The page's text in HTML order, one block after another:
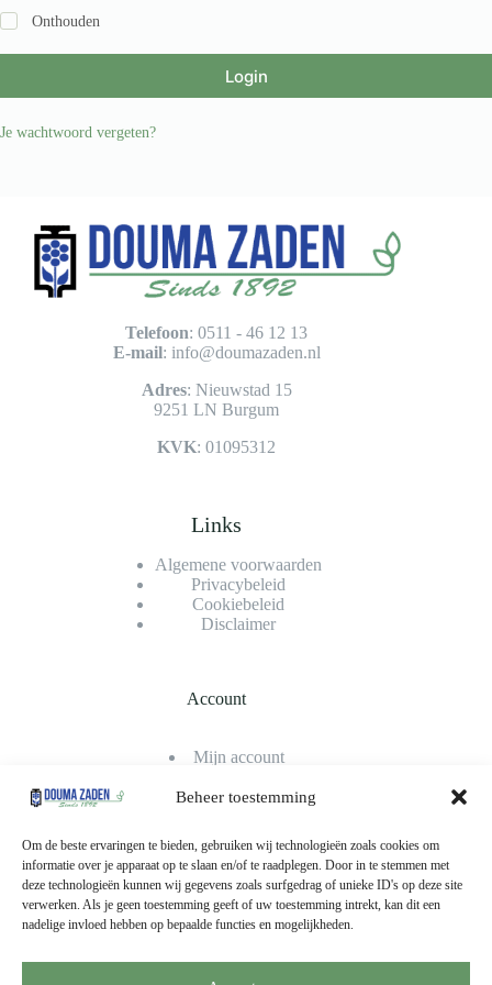
Beheer toestemming
Om de beste ervaringen te bieden, gebruiken wij technologieën zoals cookies om
informatie over je apparaat op te slaan en/of te raadplegen. Door in te stemmen met
deze technologieën kunnen wij gegevens zoals surfgedrag of unieke ID's op deze site
verwerken. Als je geen toestemming geeft of uw toestemming intrekt, kan dit een
nadelige invloed hebben op bepaalde functies en mogelijkheden.
Onthouden
Login
Je wachtwoord vergeten?
Telefoon: 0511 - 46 12 13
E-mail: info@doumazaden.nl
Adres: Nieuwstad 15
9251 LN Burgum
KVK: 01095312
Links
Algemene voorwaarden
Privacybeleid
Cookiebeleid
Disclaimer
Account
Mijn account
Winkelwagen
Klantenservice
Betaalmethodes